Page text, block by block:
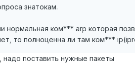
знатокам.
нормальная ком*** arp которая
то полноценна ли там ком***
надо поставить нужные пакеты